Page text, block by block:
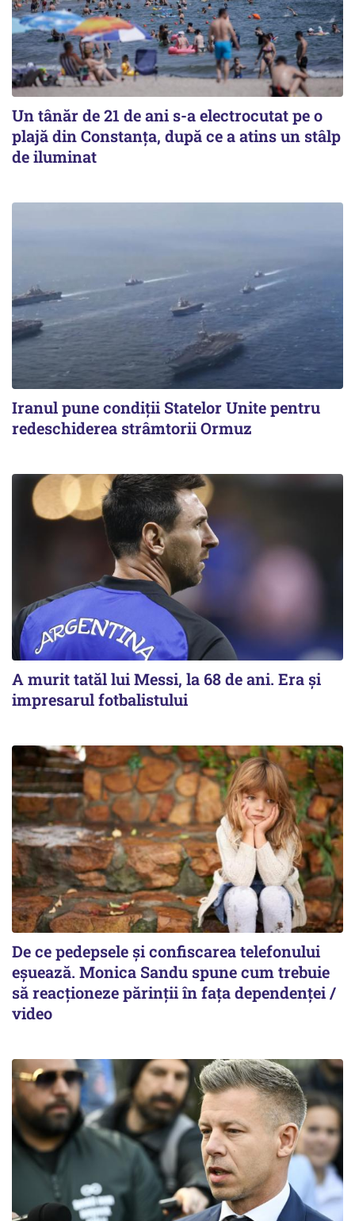
Un tânăr de 21 de ani s-a electrocutat pe o
plajă din Constanța, după ce a atins un stâlp
de iluminat
Iranul pune condiții Statelor Unite pentru
redeschiderea strâmtorii Ormuz
A murit tatăl lui Messi, la 68 de ani. Era și
impresarul fotbalistului
De ce pedepsele și confiscarea telefonului
eșuează. Monica Sandu spune cum trebuie
să reacționeze părinții în fața dependenței /
video